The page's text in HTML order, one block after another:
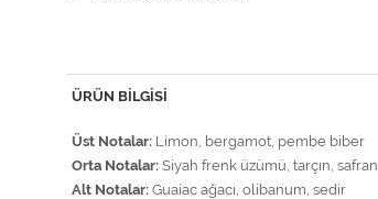
ÜRÜN BILGISI
Üst Notalar: Limon, bergamot, pembe biber
Orta Notalar:Siyah frenk üzümü, tarçın, safran
Alt Notalar:Guaiac ağacı, olibanum, sedir